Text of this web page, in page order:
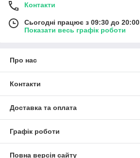
Контакти
Сьогодні працює з 09:30 до 20:00
Показати весь графік роботи
Про нас
Контакти
Доставка та оплата
Графік роботи
Повна версія сайту